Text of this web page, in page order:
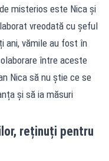
misterios este Nica și
vreodată cu șeful
ani, vămile au fost în
între aceste
Nica să nu știe ce se
și să ia măsuri
reținuți pentru